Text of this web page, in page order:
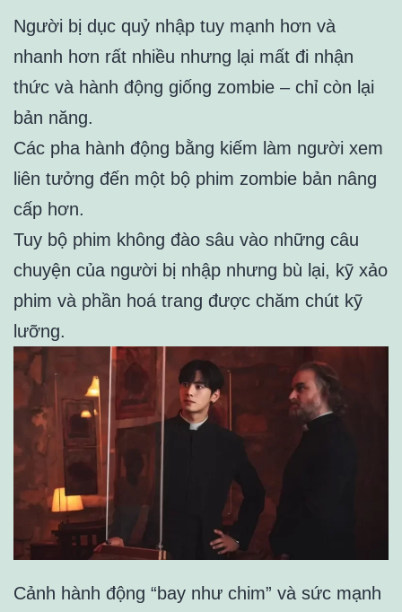
Người bị dục quỷ nhập tuy mạnh hơn và
nhanh hơn rất nhiều nhưng lại mất đi nhận
thức và hành động giống zombie – chỉ còn lại
bản năng.
Các pha hành động bằng kiếm làm người xem
liên tưởng đến một bộ phim zombie bản nâng
cấp hơn.
Tuy bộ phim không đào sâu vào những câu
chuyện của người bị nhập nhưng bù lại, kỹ xảo
phim và phần hoá trang được chăm chút kỹ
lưỡng.
Cảnh hành động “bay như chim” và sức mạnh